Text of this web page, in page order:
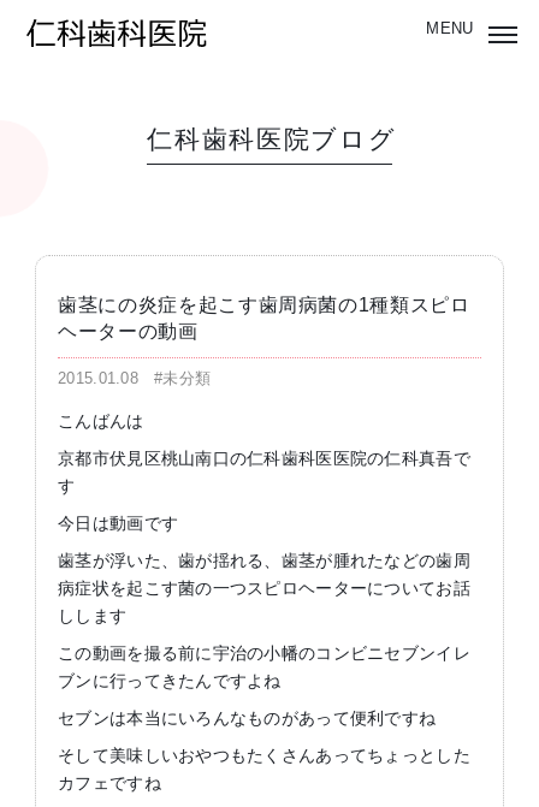
仁科歯科医院ブログ
歯茎にの炎症を起こす歯周病菌の1種類スピロ
ヘーターの動画
2015.01.08#未分類
こんばんは
京都市伏見区桃山南口の仁科歯科医医院の仁科真吾で
す
今日は動画です
歯茎が浮いた、歯が揺れる、歯茎が腫れたなどの歯周
病症状を起こす菌の一つスピロヘーターについてお話
しします
この動画を撮る前に宇治の小幡のコンビニセブンイレ
ブンに行ってきたんですよね
セブンは本当にいろんなものがあって便利ですね
そして美味しいおやつもたくさんあってちょっとした
カフェですね